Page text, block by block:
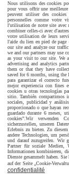
Nous utilisons des cookies
pour vous offrir une meilleure
peuvent utiliser des cookies
personnelles comme votre
l'utilisation de notre site avec
combiner celles-ci avec
votre utilisation de leurs
l'aide du lien en pied de page
our site and analyze our
we and our partners may use
as your visit to our site. We
advertising and analytics
them or that they have
saved for 6 months, using the
para garantizar el correcto
mejor experiencia con fines
cookies u otras tecnologías
sitio. También compartimos
sociales, publicidad y
proporcionado o que hayan
guardado durante 6 meses,
cookies”. Wir verwenden
sicherzustellen, unseren
Erlebnis zu bieten. Zu
andere Technologien, um
und darauf zuzugreifen. Wir
Partner für soziale Medien,
Informationen kombinieren,
Dienste gesammelt haben.
auf der Seite „Cookie-
confidentialité